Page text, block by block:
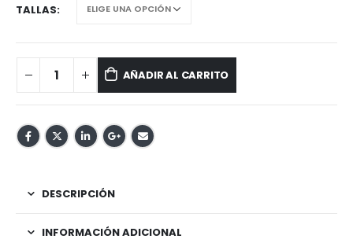
TALLAS
AÑADIR AL CARRITO
DESCRIPCIÓN
INFORMACIÓN ADICIONAL